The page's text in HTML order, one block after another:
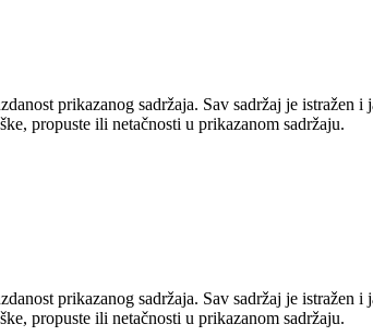
prikazanog sadržaja. Sav sadržaj je istražen
propuste ili netačnosti u prikazanom sadržaju.
prikazanog sadržaja. Sav sadržaj je istražen
propuste ili netačnosti u prikazanom sadržaju.